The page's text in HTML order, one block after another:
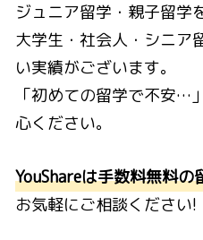
ジュニア留学・親子留学
大学生・社会人・シニア
い実績がございます。
「初めての留学で不安…
心ください。
YouShareは手数料無料
お気軽にご相談ください!